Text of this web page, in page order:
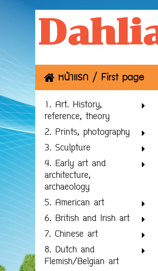
หน้าแรก / First page
1. Art. History,
reference, theory
2. Prints, photography
3. Sculpture
4. Early art and
architecture,
archaeology
5. American art
6. British and Irish art
7. Chinese art
8. Dutch and
Flemish/Belgian art